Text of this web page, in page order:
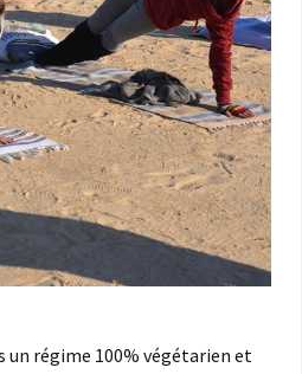
un régime 100% végétarien et